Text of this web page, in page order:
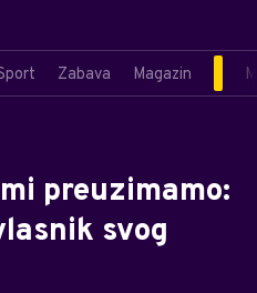
Zabava Magazin
preuzimamo:
svog